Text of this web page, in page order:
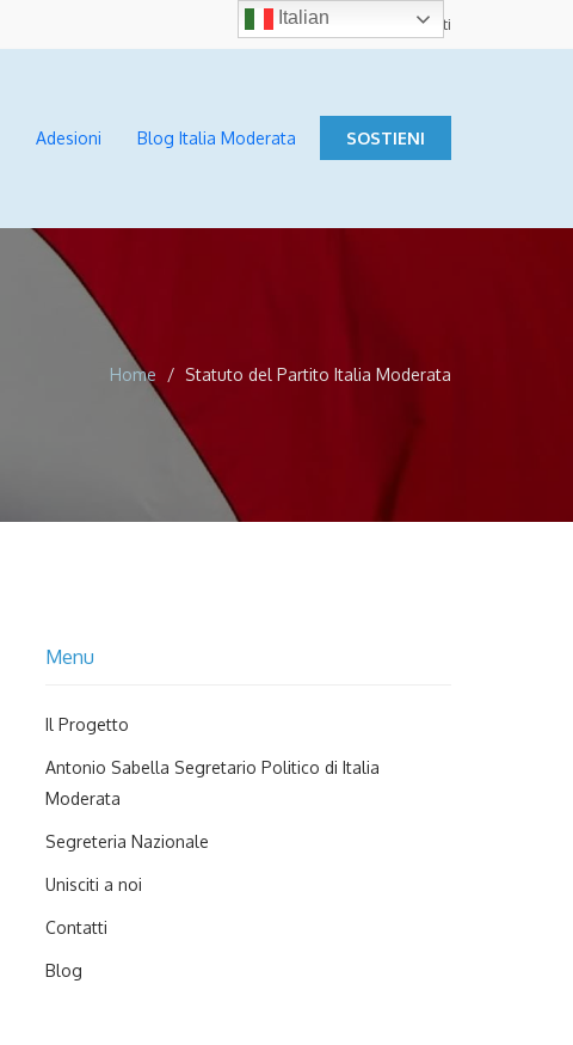
Contatti
SOSTIENI
Adesioni Blog Italia Moderata
Home Statuto del Partito Italia Moderata
Menu
Il Progetto
Antonio Sabella Segretario Politico di Italia
Moderata
Segreteria Nazionale
Unisciti a noi
Contatti
Blog
Italian